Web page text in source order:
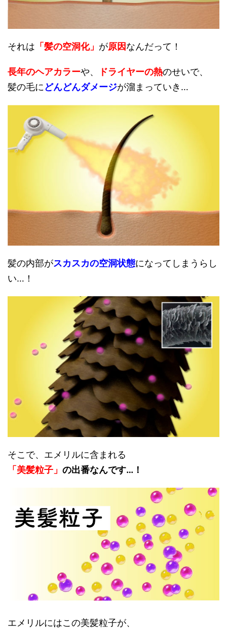
それは 「髪の空洞化」 が原因なんだって！
長年のヘアカラーや、 ドライヤーの熱のせいで、
髪の毛にどんどんダメージが溜まっていき…
髪の内部がスカスカの空洞状態になってしまうらし
い…！
そこで、エメリルに含まれる
「美髪粒子」 の出番なんです…！
エメリルにはこの美髪粒子が、